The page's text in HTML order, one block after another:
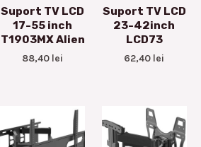
Suport TV LCD
17-55 inch
T1903MX Alien
88,40 lei
Suport TV LCD
23-42inch
LCD73
62,40 lei